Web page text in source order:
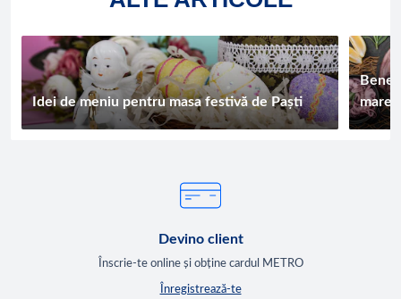
Idei de meniu pentru masa festivă de Paști
mare.
Devino client
Înscrie-te online și obține cardul METRO
Înregistrează-te